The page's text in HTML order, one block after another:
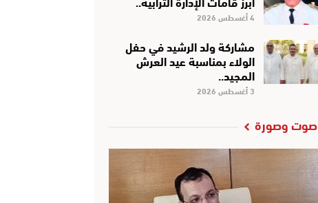
4 أغسطس 2026
مشاركة ولد الرشيد في حفل
الولاء بمناسبة عيد العرش
المجيد..
3 أغسطس 2026
صوت وصورة